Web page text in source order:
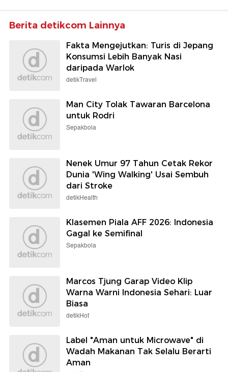
Berita detikcom Lainnya
Fakta Mengejutkan: Turis di Jepang
Konsumsi Lebih Banyak Nasi
daripada Warlok
detikTravel
Man City Tolak Tawaran Barcelona
untuk Rodri
Sepakbola
Nenek Umur 97 Tahun Cetak Rekor
Dunia 'Wing Walking' Usai Sembuh
dari Stroke
detikHealth
Klasemen Piala AFF 2026: Indonesia
Gagal ke Semifinal
Sepakbola
Marcos Tjung Garap Video Klip
Warna Warni Indonesia Sehari: Luar
Biasa
detikHot
Label "Aman untuk Microwave" di
Wadah Makanan Tak Selalu Berarti
Aman